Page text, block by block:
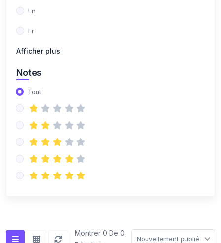
En
Fr
Afficher plus
Notes
Tout
Montrer 0 De 0
Nouvellement publié